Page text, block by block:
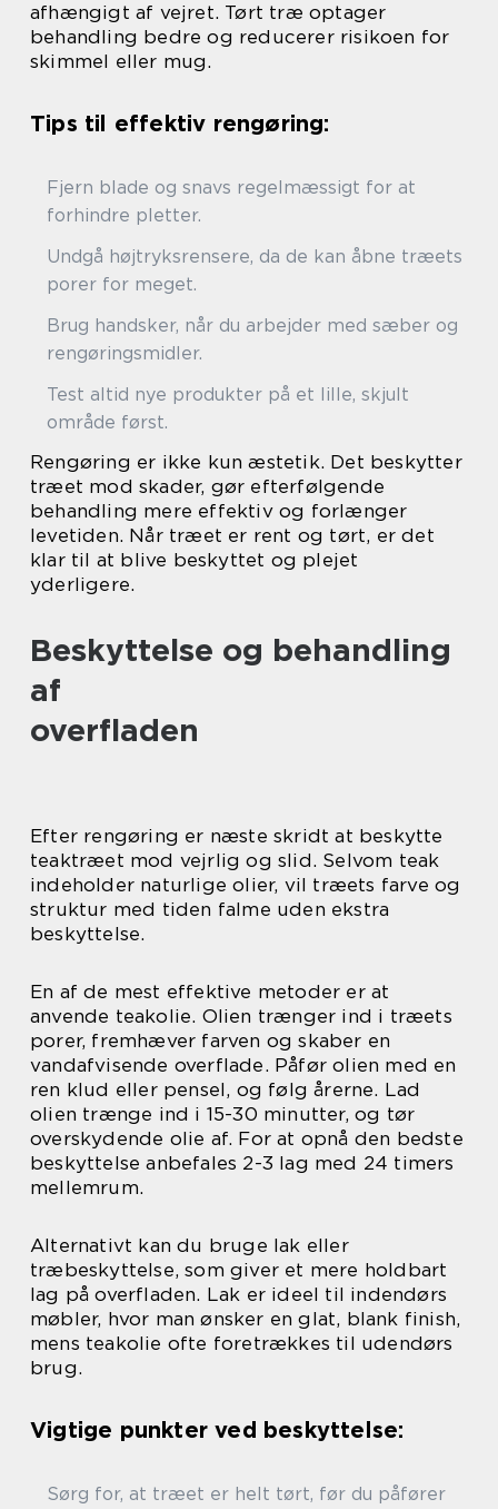
afhængigt af vejret. Tørt træ optager
behandling bedre og reducerer risikoen for
skimmel eller mug.
Tips til effektiv rengøring:
Fjern blade og snavs regelmæssigt for at
forhindre pletter.
Undgå højtryksrensere, da de kan åbne træets
porer for meget.
Brug handsker, når du arbejder med sæber og
rengøringsmidler.
Test altid nye produkter på et lille, skjult
område først.
Rengøring er ikke kun æstetik. Det beskytter
træet mod skader, gør efterfølgende
behandling mere effektiv og forlænger
levetiden. Når træet er rent og tørt, er det
klar til at blive beskyttet og plejet
yderligere.
Beskyttelse og behandling
af
overfladen
Efter rengøring er næste skridt at beskytte
teaktræet mod vejrlig og slid. Selvom teak
indeholder naturlige olier, vil træets farve og
struktur med tiden falme uden ekstra
beskyttelse.
En af de mest effektive metoder er at
anvende teakolie. Olien trænger ind i træets
porer, fremhæver farven og skaber en
vandafvisende overflade. Påfør olien med en
ren klud eller pensel, og følg årerne. Lad
olien trænge ind i 15-30 minutter, og tør
overskydende olie af. For at opnå den bedste
beskyttelse anbefales 2-3 lag med 24 timers
mellemrum.
Alternativt kan du bruge lak eller
træbeskyttelse, som giver et mere holdbart
lag på overfladen. Lak er ideel til indendørs
møbler, hvor man ønsker en glat, blank finish,
mens teakolie ofte foretrækkes til udendørs
brug.
Vigtige punkter ved beskyttelse:
Sørg for, at træet er helt tørt, før du påfører